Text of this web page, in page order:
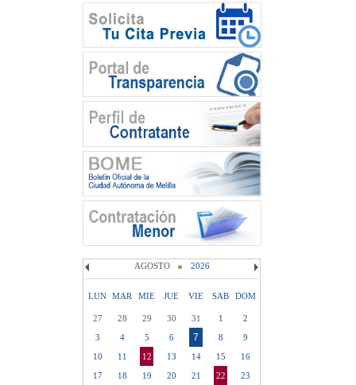
AGOSTO 2026
LUN MAR MIE JUE VIE SAB DOM
27 28 29 30 31 1
2
3
4 5 6 7 8
9
10
11 12 13 14 15
16
17
18 19 20 21 22
23